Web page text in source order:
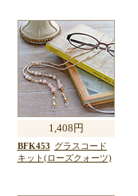
1,408円
BFK453 グラスコード
キット(ローズクォーツ)